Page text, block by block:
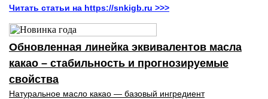
Читать статьи на https://snkigb.ru >>>
Обновленная линейка эквивалентов масла
какао – стабильность и прогнозируемые
свойства
Натуральное масло какао — базовый ингредиент